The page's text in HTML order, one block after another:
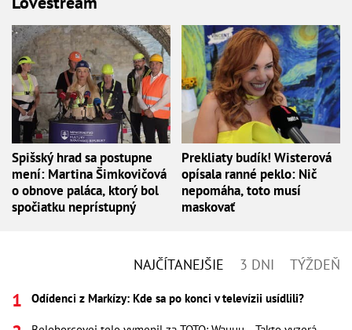
Spišský hrad sa postupne
mení: Martina Šimkovičová
o obnove paláca, ktorý bol
spočiatku neprístupný
Prekliaty budík! Wisterová
opísala ranné peklo: Nič
nepomáha, toto musí
maskovať
NAJČÍTANEJŠIE 3 DNI TÝŽDEŇ
Odídenci z Markízy: Kde sa po konci v televízii usídlili?